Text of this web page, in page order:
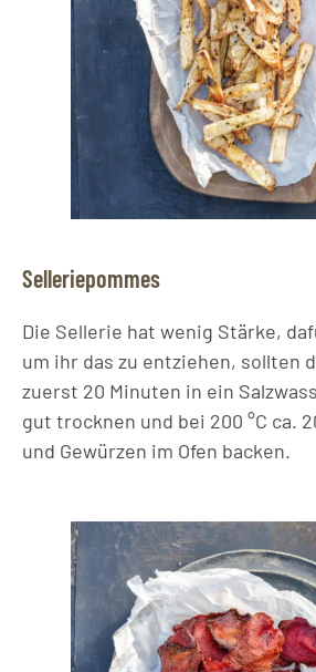
Selleriepommes
Die Sellerie hat wenig Stärke,
um ihr das zu entziehen, sollten
zuerst 20 Minuten in ein
gut trocknen und bei 200 °C ca.
und Gewürzen im Ofen backen.